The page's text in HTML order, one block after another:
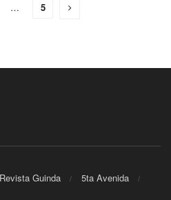
… 5
Revista Guinda
5ta Avenida